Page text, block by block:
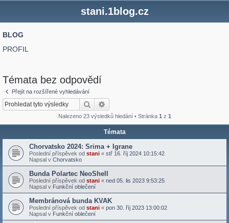
stani.1blog.cz
BLOG
PROFIL
Témata bez odpovědí
Přejít na rozšířené vyhledávání
Hledat
Nalezeno 23 výsledků hledání • Stránka 1 z 1
Témata
Chorvatsko 2024: Srima + Igrane
Poslední příspěvek od stani « stř 16. říj 2024 10:15:42
Napsal v Chorvatsko
Bunda Polartec NeoShell
Poslední příspěvek od stani « ned 05. lis 2023 9:53:25
Napsal v Funkční oblečení
Membránová bunda KVAK
Poslední příspěvek od stani « pon 30. říj 2023 13:00:02
Napsal v Funkční oblečení